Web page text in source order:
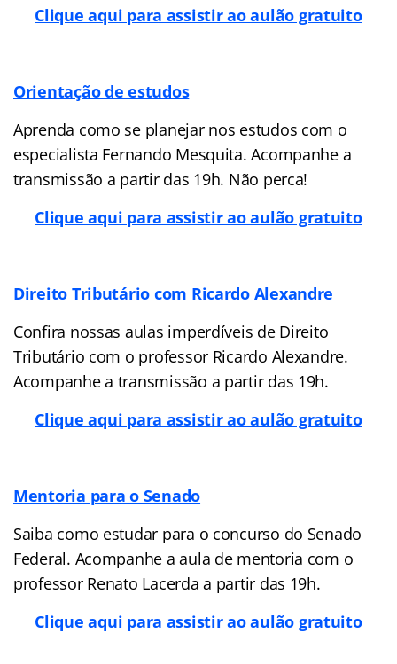
Clique aqui para assistir ao aulão gratuito
Orientação de estudos
Aprenda como se planejar nos estudos com o
especialista Fernando Mesquita. Acompanhe a
transmissão a partir das 19h. Não perca!
Clique aqui para assistir ao aulão gratuito
Direito Tributário com Ricardo Alexandre
Confira nossas aulas imperdíveis de Direito
Tributário com o professor Ricardo Alexandre.
Acompanhe a transmissão a partir das 19h.
Clique aqui para assistir ao aulão gratuito
Mentoria para o Senado
Saiba como estudar para o concurso do Senado
Federal. Acompanhe a aula de mentoria com o
professor Renato Lacerda a partir das 19h.
Clique aqui para assistir ao aulão gratuito